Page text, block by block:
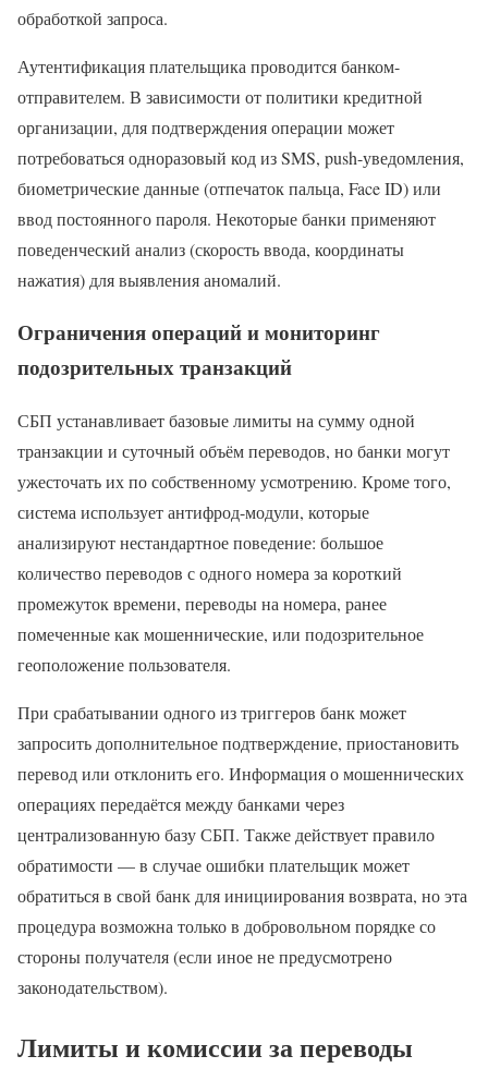
обработкой запроса.
Аутентификация плательщика проводится банком-
отправителем. В зависимости от политики кредитной
организации, для подтверждения операции может
потребоваться одноразовый код из SMS, push-уведомления,
биометрические данные (отпечаток пальца, Face ID) или
ввод постоянного пароля. Некоторые банки применяют
поведенческий анализ (скорость ввода, координаты
нажатия) для выявления аномалий.
Ограничения операций и мониторинг
подозрительных транзакций
СБП устанавливает базовые лимиты на сумму одной
транзакции и суточный объём переводов, но банки могут
ужесточать их по собственному усмотрению. Кроме того,
система использует антифрод-модули, которые
анализируют нестандартное поведение: большое
количество переводов с одного номера за короткий
промежуток времени, переводы на номера, ранее
помеченные как мошеннические, или подозрительное
геоположение пользователя.
При срабатывании одного из триггеров банк может
запросить дополнительное подтверждение, приостановить
перевод или отклонить его. Информация о мошеннических
операциях передаётся между банками через
централизованную базу СБП. Также действует правило
обратимости — в случае ошибки плательщик может
обратиться в свой банк для инициирования возврата, но эта
процедура возможна только в добровольном порядке со
стороны получателя (если иное не предусмотрено
законодательством).
Лимиты и комиссии за переводы